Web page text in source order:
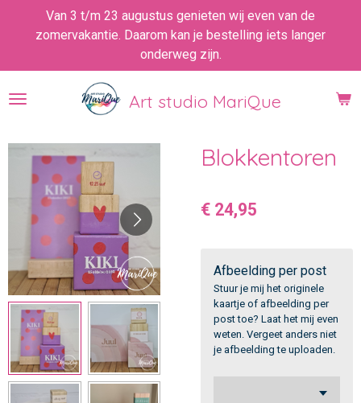
direct
de
hoofdinhoud
Art studio MariQue
Van 3 t/m 23 augustus genieten wij even van de
zomervakantie. Daarom kan je bestelling iets langer
onderweg zijn.
Blokkentoren
€ 24,95
Afbeelding per post
Stuur je mij het originele
kaartje of afbeelding per
post toe? Laat het mij even
weten. Vergeet anders niet
je afbeelding te uploaden.